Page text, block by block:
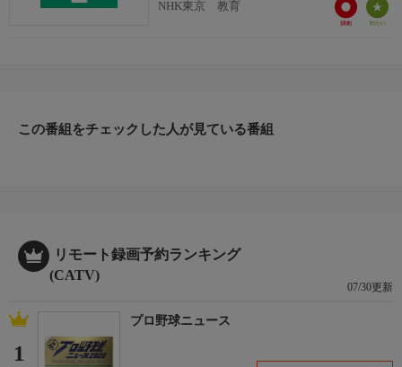
NHK東京 教育
この番組をチェックした人が見ている番組
リモート録画予約ランキング
(CATV)
07/30更新
1
プロ野球ニュース